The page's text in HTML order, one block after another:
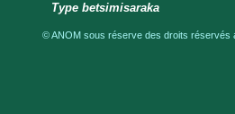
Type betsimisaraka
© ANOM sous réserve des droits réservés